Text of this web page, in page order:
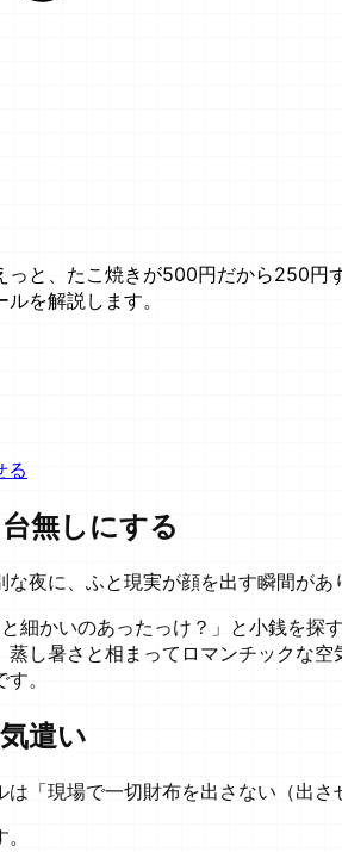
と、たこ焼きが500円だから250
を解説します。
る
無しにする
夜に、ふと現実が顔を出す瞬間があ
かいのあったっけ？」と小銭を探
し暑さと相まってロマンチックな
。
遣い
「現場で一切財布を出さない（出さ